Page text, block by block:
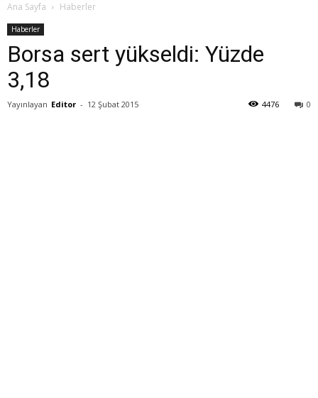
Ana Sayfa Haberler
Haberler
Borsa sert yükseldi: Yüzde
3,18
Yayınlayan Editor - 12 Şubat 2015 0
4476